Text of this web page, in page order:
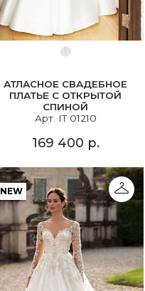
АТЛАСНОЕ СВАДЕБНОЕ
ПЛАТЬЕ С ОТКРЫТОЙ
СПИНОЙ
Арт. IT 01210
169 400 р.
NEW